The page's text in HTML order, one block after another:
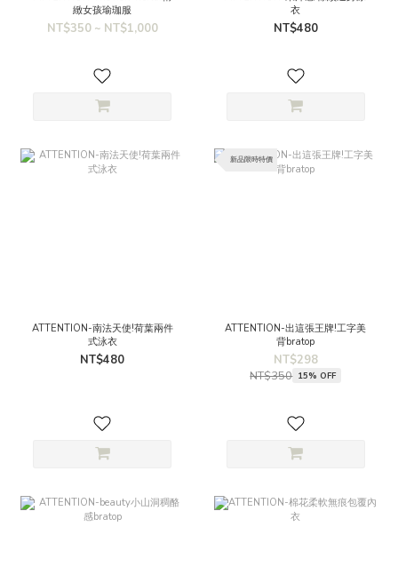
緻女孩瑜珈服
NT$350 ~ NT$1,000
衣
NT$480
ATTENTION-南法天使!荷葉兩件
式泳衣
NT$480
新品限時特價
ATTENTION-出這張王牌!工字美
背bratop
NT$298
NT$350 15% OFF